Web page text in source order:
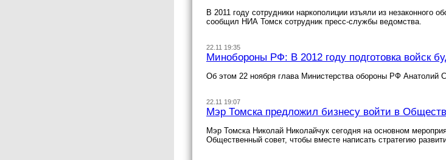
В 2011 году сотрудники наркополиции изъяли из незаконного
сообщил НИА Томск сотрудник пресс-службы ведомства.
22.11 19:35
Минобороны РФ: В 2012 году подготовка войск
Об этом 22 ноября глава Министерства обороны РФ Анатолий
22.11 19:07
Мэр Томска предложил бизнесу войти в
Мэр Томска Николай Николайчук сегодня на основном
Общественный совет, чтобы вместе написать стратегию